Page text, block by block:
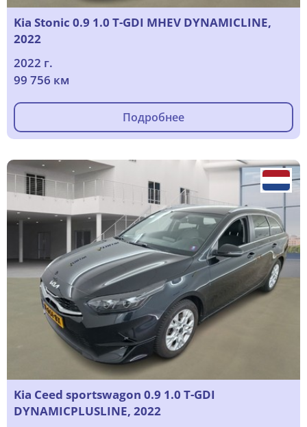
Kia Stonic 0.9 1.0 T-GDI MHEV DYNAMICLINE,
2022
2022 г.
99 756 км
Подробнее
Kia Ceed sportswagon 0.9 1.0 T-GDI
DYNAMICPLUSLINE, 2022